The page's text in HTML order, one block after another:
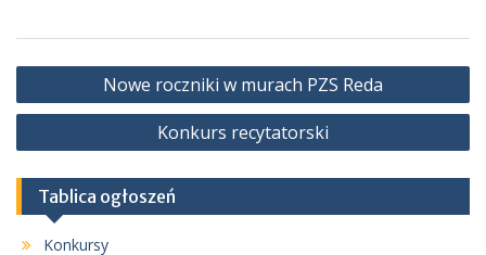
Nawigacja
wpisu
Nowe roczniki w murach PZS Reda
Konkurs recytatorski
Tablica ogłoszeń
Konkursy